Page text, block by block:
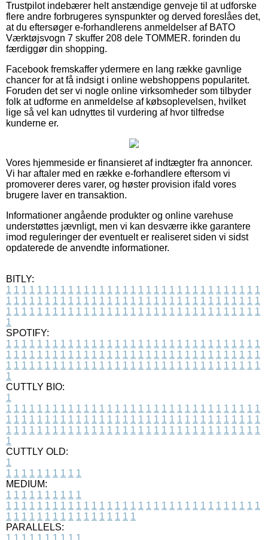
Trustpilot indebærer helt anstændige genveje til at udforske
flere andre forbrugeres synspunkter og derved foreslåes det,
at du eftersøger e-forhandlerens anmeldelser af BATO
Værktøjsvogn 7 skuffer 208 dele TOMMER. forinden du
færdiggør din shopping.
Facebook fremskaffer ydermere en lang række gavnlige
chancer for at få indsigt i online webshoppens popularitet.
Foruden det ser vi nogle online virksomheder som tilbyder
folk at udforme en anmeldelse af købsoplevelsen, hvilket
lige så vel kan udnyttes til vurdering af hvor tilfredse
kunderne er.
Vores hjemmeside er finansieret af indtægter fra annoncer.
Vi har aftaler med en række e-forhandlere eftersom vi
promoverer deres varer, og høster provision ifald vores
brugere laver en transaktion.
Informationer angående produkter og online varehuse
understøttes jævnligt, men vi kan desværre ikke garantere
imod reguleringer der eventuelt er realiseret siden vi sidst
opdaterede de anvendte informationer.
BITLY:
1 1 1 1 1 1 1 1 1 1 1 1 1 1 1 1 1 1 1 1 1 1 1 1 1 1 1 1 1 1 1 1 1
1 1 1 1 1 1 1 1 1 1 1 1 1 1 1 1 1 1 1 1 1 1 1 1 1 1 1 1 1 1 1 1 1
1 1 1 1 1 1 1 1 1 1 1 1 1 1 1 1 1 1 1 1 1 1 1 1 1 1 1 1 1 1 1 1 1
1
SPOTIFY:
1 1 1 1 1 1 1 1 1 1 1 1 1 1 1 1 1 1 1 1 1 1 1 1 1 1 1 1 1 1 1 1 1
1 1 1 1 1 1 1 1 1 1 1 1 1 1 1 1 1 1 1 1 1 1 1 1 1 1 1 1 1 1 1 1 1
1 1 1 1 1 1 1 1 1 1 1 1 1 1 1 1 1 1 1 1 1 1 1 1 1 1 1 1 1 1 1 1 1
1
CUTTLY BIO:
1
1 1 1 1 1 1 1 1 1 1 1 1 1 1 1 1 1 1 1 1 1 1 1 1 1 1 1 1 1 1 1 1 1
1 1 1 1 1 1 1 1 1 1 1 1 1 1 1 1 1 1 1 1 1 1 1 1 1 1 1 1 1 1 1 1 1
1 1 1 1 1 1 1 1 1 1 1 1 1 1 1 1 1 1 1 1 1 1 1 1 1 1 1 1 1 1 1 1 1
1
CUTTLY OLD:
1
1 1 1 1 1 1 1 1 1 1
MEDIUM:
1 1 1 1 1 1 1 1 1 1
1 1 1 1 1 1 1 1 1 1 1 1 1 1 1 1 1 1 1 1 1 1 1 1 1 1 1 1 1 1 1 1 1
1 1 1 1 1 1 1 1 1 1 1 1 1 1 1 1 1
PARALLELS:
1 1 1 1 1 1 1 1 1 1